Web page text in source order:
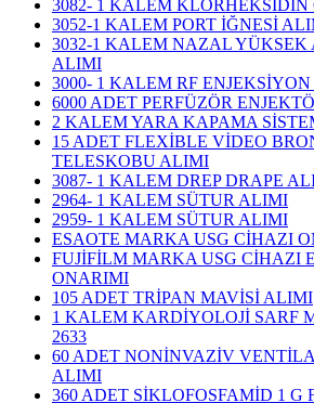
3082- 1 KALEM
3052-1 KALEM PORT İĞNESİ
3032-1 KALEM NAZAL
ALIMI
3000- 1 KALEM RF
6000 ADET PERFÜZÖR
2 KALEM YARA KAPAMA
15 ADET FLEXİBLE VİDEO
TELESKOBU ALIMI
3087- 1 KALEM DREP DRAPE
2964- 1 KALEM SÜTUR ALIMI
2959- 1 KALEM SÜTUR ALIMI
ESAOTE MARKA USG CİHAZI
FUJİFİLM MARKA USG CİHAZI
ONARIMI
105 ADET TRİPAN MAVİSİ ALIMI
1 KALEM KARDİYOLOJİ SARF
2633
60 ADET NONİNVAZİV
ALIMI
360 ADET SİKLOFOSFAMİD 1